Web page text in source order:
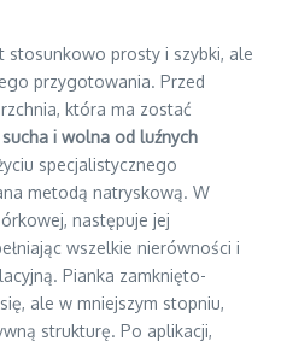
stosunkowo prosty i szybki, ale
przygotowania. Przed
która ma zostać
i wolna od luźnych
specjalistycznego
metodą natryskową. W
następuje jej
wszelkie nierówności i
Pianka zamknięto-
ale w mniejszym stopniu,
strukturę. Po aplikacji,